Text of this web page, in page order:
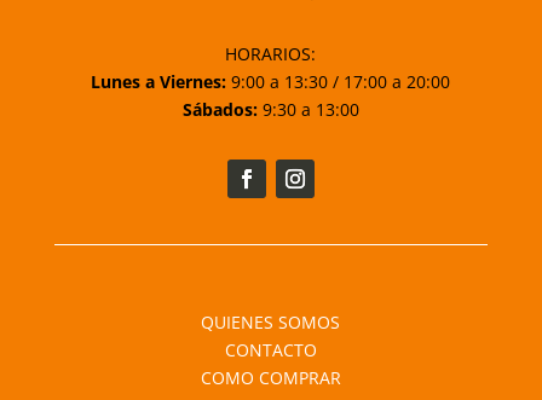
HORARIOS:
Lunes a Viernes: 9:00 a 13:30 / 17:00 a 20:00
Sábados:9:30 a 13:00
QUIENES SOMOS
CONTACTO
COMO COMPRAR